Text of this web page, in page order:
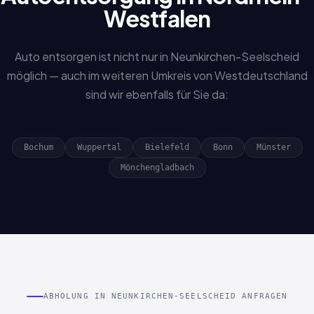
Westfalen
Auto entsorgen ist nicht nur in Neunkirchen-Seelscheid
möglich — auch im weiteren Umkreis von Westdeutschland
sind wir ebenfalls für Sie da:
Bochum Wuppertal Bielefeld Bonn Münster
Mönchengladbach
ABHOLUNG IN NEUNKIRCHEN-SEELSCHEID ANFRAGEN